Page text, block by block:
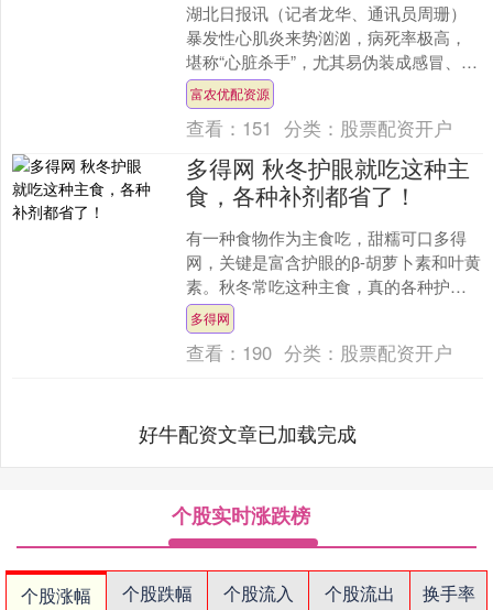
湖北日报讯（记者龙华、通讯员周珊）
暴发性心肌炎来势汹汹，病死率极高，
堪称“心脏杀手”，尤其易伪装成感冒、肠
胃炎，极具迷惑性！近日富农优配资
源，64岁的程阿姨便因....
富农优配资源
查看： 151 分类： 股票配资开户
多得网 秋冬护眼就吃这种主
食，各种补剂都省了！
有一种食物作为主食吃，甜糯可口多得
网，关键是富含护眼的β-胡萝卜素和叶黄
素。秋冬常吃这种主食，真的各种护眼
补剂可以省了。 这种主食就是蒸一蒸，
口感粉糯的南瓜，像....
多得网
查看： 190 分类： 股票配资开户
好牛配资文章已加载完成
个股实时涨跌榜
个股涨幅 个股跌幅 个股流入 个股流出
换手率